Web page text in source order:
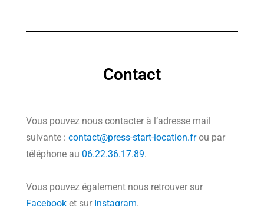
Contact
Vous pouvez nous contacter à l’adresse mail
suivante :contact@press-start-location.frou par
téléphone au06.22.36.17.89.
Vous pouvez également nous retrouver sur
Facebook et sur Instagram.